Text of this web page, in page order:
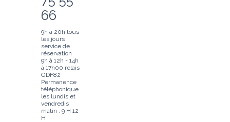
66
9h à 20h tous
les jours
service de
réservation
9h à 12h - 14h
à 17h00 relais
GDF82
Permanence
téléphonique
les lundis et
vendredis
matin : 9 H 12
H